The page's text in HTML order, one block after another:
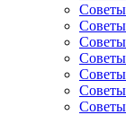
Советы